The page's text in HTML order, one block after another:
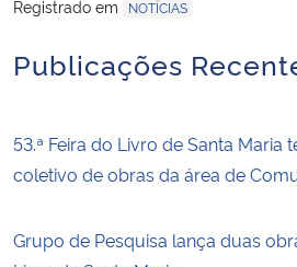
Registrado em
NOTÍCIAS
Publicações
53.ª Feira do Livro de Santa Maria
coletivo de obras da área de
Grupo de Pesquisa lança duas